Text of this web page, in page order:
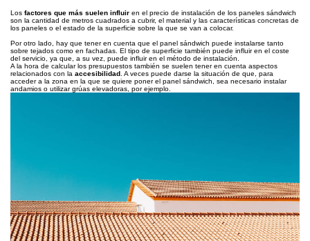
Los factores que más suelen influir en el precio de instalación de los paneles sándwich
son la cantidad de metros cuadrados a cubrir, el material y las características concretas de
los paneles o el estado de la superficie sobre la que se van a colocar.
Por otro lado, hay que tener en cuenta que el panel sándwich puede instalarse tanto
sobre tejados como en fachadas. El tipo de superficie también puede influir en el coste
del servicio, ya que, a su vez, puede influir en el método de instalación.
A la hora de calcular los presupuestos también se suelen tener en cuenta aspectos
relacionados con la accesibilidad. A veces puede darse la situación de que, para
acceder a la zona en la que se quiere poner el panel sándwich, sea necesario instalar
andamios o utilizar grúas elevadoras, por ejemplo.